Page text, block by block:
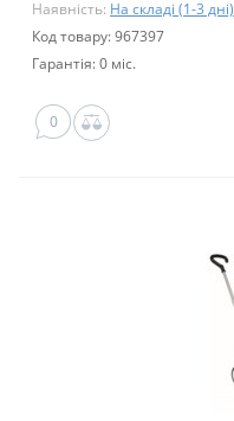
Наявність: На складі (1-3 дні)
Код товару: 967397
Гарантія: 0 міс.
0